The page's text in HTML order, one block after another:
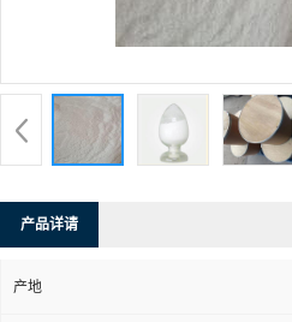
产品详请
产地